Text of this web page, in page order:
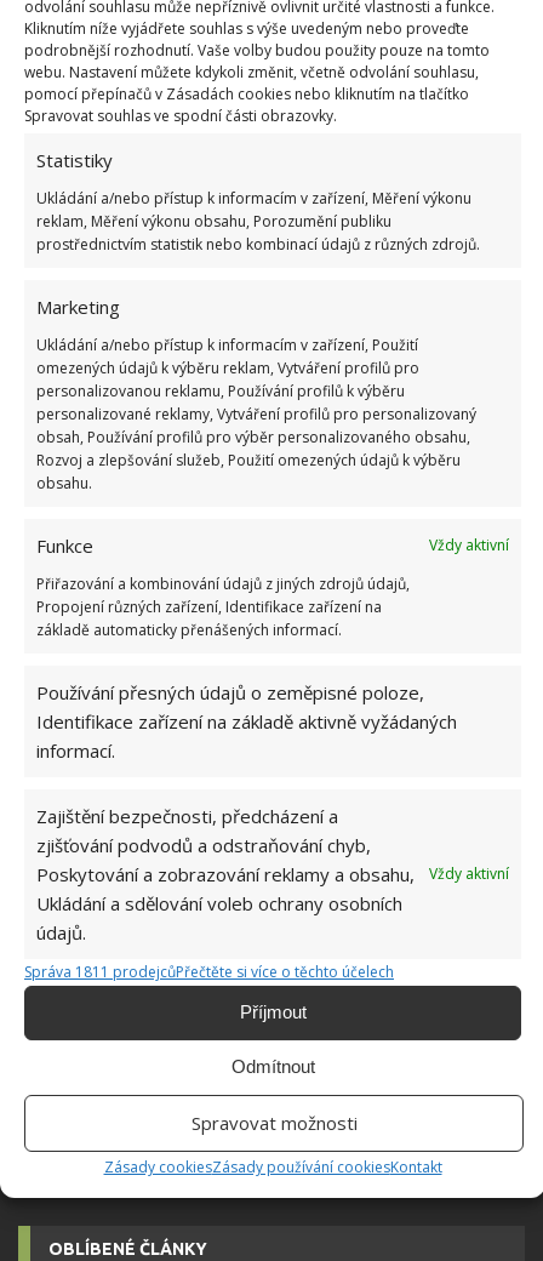
odvolání souhlasu může nepříznivě ovlivnit určité vlastnosti a funkce.
Kliknutím níže vyjádřete souhlas s výše uvedeným nebo proveďte
podrobnější rozhodnutí. Vaše volby budou použity pouze na tomto
webu. Nastavení můžete kdykoli změnit, včetně odvolání souhlasu,
pomocí přepínačů v Zásadách cookies nebo kliknutím na tlačítko
Spravovat souhlas ve spodní části obrazovky.
Statistiky
Ukládání a/nebo přístup k informacím v zařízení, Měření výkonu
reklam, Měření výkonu obsahu, Porozumění publiku
prostřednictvím statistik nebo kombinací údajů z různých zdrojů.
Marketing
Ukládání a/nebo přístup k informacím v zařízení, Použití
omezených údajů k výběru reklam, Vytváření profilů pro
personalizovanou reklamu, Používání profilů k výběru
personalizované reklamy, Vytváření profilů pro personalizovaný
obsah, Používání profilů pro výběr personalizovaného obsahu,
Rozvoj a zlepšování služeb, Použití omezených údajů k výběru
obsahu.
Funkce
Vždy aktivní
Přiřazování a kombinování údajů z jiných zdrojů údajů,
Propojení různých zařízení, Identifikace zařízení na
základě automaticky přenášených informací.
Používání přesných údajů o zeměpisné poloze,
Identifikace zařízení na základě aktivně vyžádaných
informací.
Zajištění bezpečnosti, předcházení a
zjišťování podvodů a odstraňování chyb,
Poskytování a zobrazování reklamy a obsahu,
Ukládání a sdělování voleb ochrany osobních
údajů.
Vždy aktivní
Správa 1811 prodejcůPřečtěte si více o těchto účelech
Příjmout
Odmítnout
Spravovat možnosti
Zásady cookiesZásady používání cookiesKontakt
plnohodnotnou venkovní kuchyni se vším všudy,
nejdůležitější je, abyste se v ní cítili dobře. Právě na
takových místech totiž vznikají ty nejkrásnější letní
vzpomínky.
Přidejte svůj názor
KOMENTOVAT
BUĎTE PRVNÍ KDO PŘIDÁ KOMENTÁŘ
Komentář
E-mail*
Webová stránka
OBLÍBENÉ ČLÁNKY